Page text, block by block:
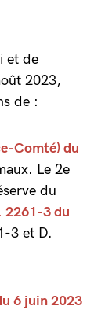
et de
2023,
de :
Comté) du
Le 2e
du
2261-3 du
3 et D.
6 juin 2023